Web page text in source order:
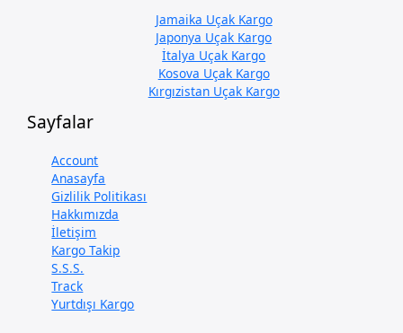
Jamaika Uçak Kargo
Japonya Uçak Kargo
İtalya Uçak Kargo
Kosova Uçak Kargo
Kırgızistan Uçak Kargo
Sayfalar
Account
Anasayfa
Gizlilik Politikası
Hakkımızda
İletişim
Kargo Takip
S.S.S.
Track
Yurtdışı Kargo